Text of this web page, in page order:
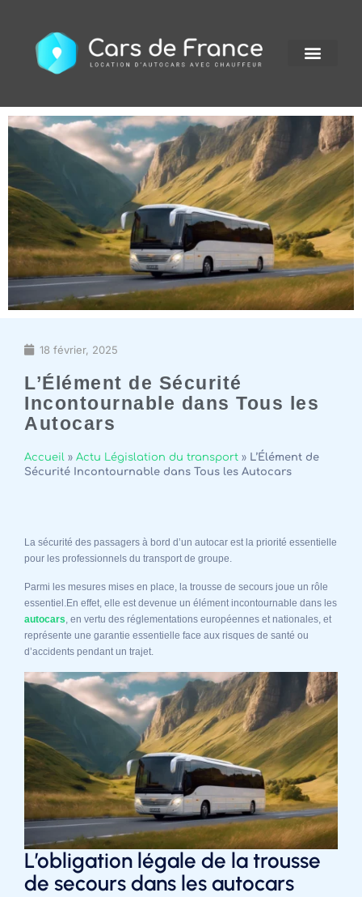
18 février, 2025
L’Élément de Sécurité
Incontournable dans Tous les
Autocars
Accueil » Actu Législation du transport » L’Élément de
Sécurité Incontournable dans Tous les Autocars
La sécurité des passagers à bord d’un autocar est la priorité essentielle
pour les professionnels du transport de groupe.
Parmi les mesures mises en place, la trousse de secours joue un rôle
essentiel.En effet, elle est devenue un élément incontournable dans les
autocars, en vertu des réglementations européennes et nationales, et
représente une garantie essentielle face aux risques de santé ou
d’accidents pendant un trajet.
L’obligation légale de la trousse
de secours dans les autocars